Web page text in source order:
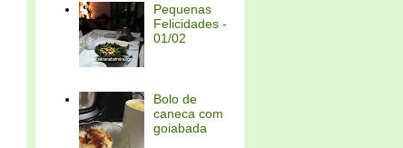
Pequenas
Felicidades -
01/02
Bolo de
caneca com
goiabada